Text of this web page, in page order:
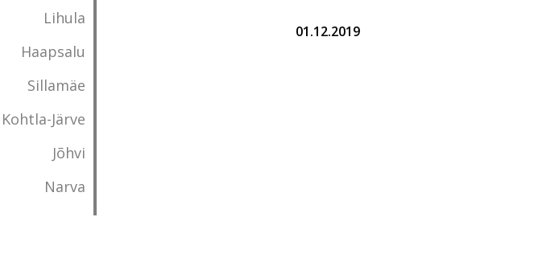
Lihula
Haapsalu
Sillamäe
Kohtla-Järve
Jõhvi
Narva
01.12.2019